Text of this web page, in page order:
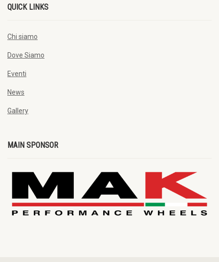
QUICK LINKS
Chi siamo
Dove Siamo
Eventi
News
Gallery
MAIN SPONSOR